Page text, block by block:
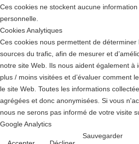
Ces cookies ne stockent aucune information
personnelle.
Cookies Analytiques
Ces cookies nous permettent de
sources du trafic, afin de mesurer et
notre site Web. Ils nous aident également à
plus / moins visitées et d’évaluer comment
le site Web. Toutes les informations
agrégées et donc anonymisées. Si vous
nous ne serons pas informé de votre visite
Google Analytics
Sauvegarder